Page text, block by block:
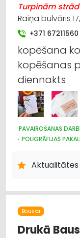
Turpinām
Raiņa bulvāris
+371 67211560
kopēšana
kopēšanas
diennakts
PAVAIROŠANAS
POLIGRĀFIJAS
PAVAIROŠANAS
Aktualitātes
Bauska
Drukā